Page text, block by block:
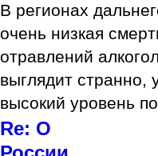
В регионах
очень низкая
отравлений
выглядит странно,
высокий уровень
Re: О